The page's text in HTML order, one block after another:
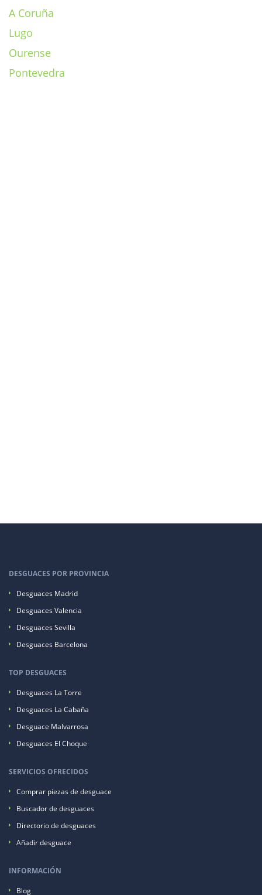
A Coruña
Lugo
Ourense
Pontevedra
DESGUACES POR PROVINCIA
Desguaces Madrid
Desguaces Valencia
Desguaces Sevilla
Desguaces Barcelona
TOP DESGUACES
Desguaces La Torre
Desguaces La Cabaña
Desguace Malvarrosa
Desguaces El Choque
SERVICIOS OFRECIDOS
Comprar piezas de desguace
Buscador de desguaces
Directorio de desguaces
Añadir desguace
INFORMACIÓN
Blog